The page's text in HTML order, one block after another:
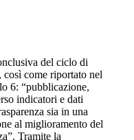
del ciclo di
come riportato nel
6: “pubblicazione,
indicatori e dati
sia in una
al miglioramento del
Tramite la